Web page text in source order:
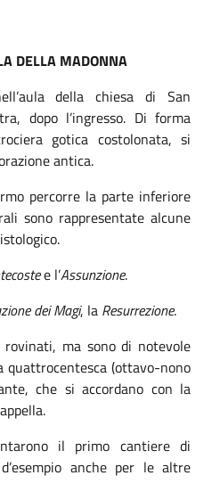
DELLA MADONNA
della chiesa di San
dopo l’ingresso. Di forma
gotica costolonata, si
antica.
percorre la parte inferiore
sono rappresentate alcune
e l’Assunzione.
dei Magi, la Resurrezione.
ma sono di notevole
quattrocentesca (ottavo-nono
che si accordano con la
il primo cantiere di
anche per le altre